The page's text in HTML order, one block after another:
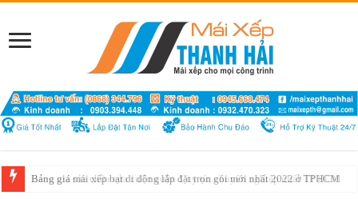
Bảng giá mái xếp bạt di động lắp đặt trọn gói mới nhất 2022 ở TPHCM
Bảng giá sửa chữa cửa cuốn quận 1 uy tín chuyên nghiệp nhất TP HCM